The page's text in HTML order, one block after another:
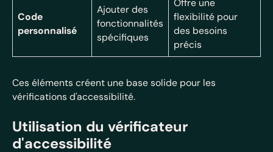
Code
personnalisé
Ajouter des
fonctionnalités
spécifiques
Offre une
flexibilité pour
des besoins
précis
Ces éléments créent une base solide pour les
vérifications d'accessibilité.
Utilisation du vérificateur
d'accessibilité